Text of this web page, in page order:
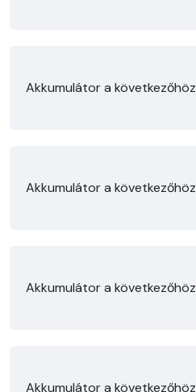
Akkumulátor a következőhöz
Akkumulátor a következőhöz
Akkumulátor a következőhöz
Akkumulátor a következőhöz